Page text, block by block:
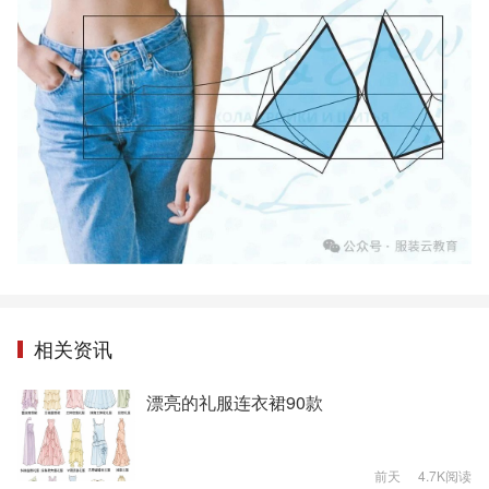
相关资讯
漂亮的礼服连衣裙90款
前天 4.7K阅读